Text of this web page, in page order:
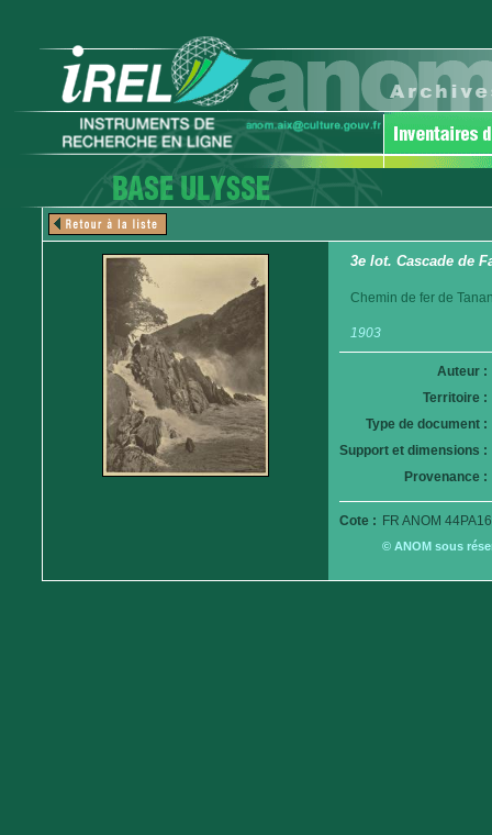
3e lot. Cascade de
Chemin de fer de
1903
Auteur :
Territoire :
Type de document :
Support et dimensions :
Provenance :
Cote : FR ANOM
© ANOM sous